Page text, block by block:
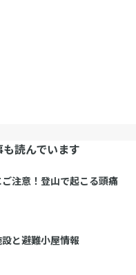
読んでいます
注意！登山で起こる頭痛
と避難小屋情報